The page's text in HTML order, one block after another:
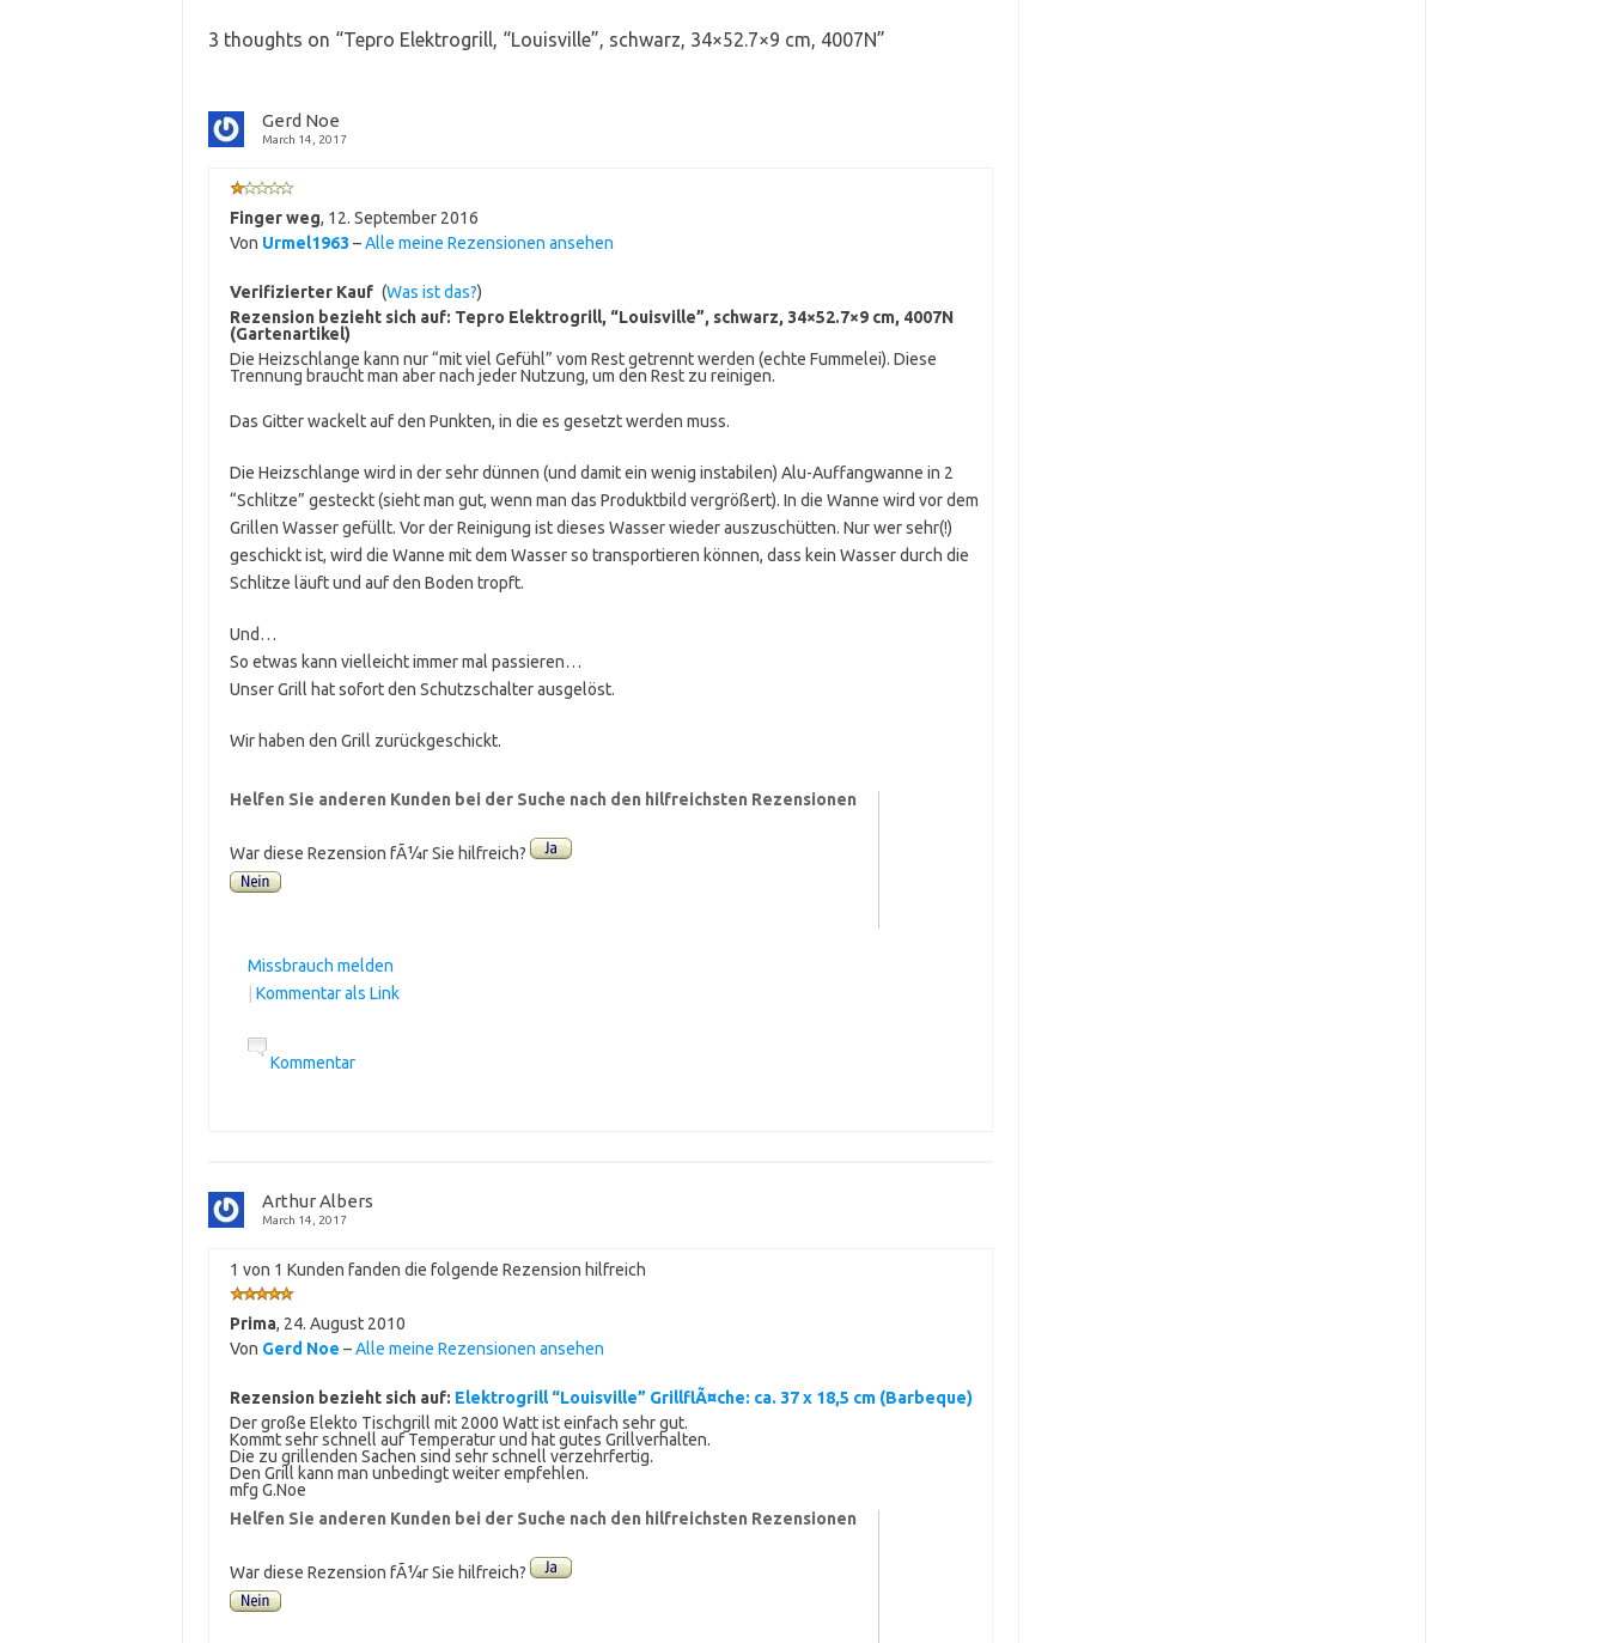
3 thoughts on “Tepro Elektrogrill, “Louisville”, schwarz, 34×52.7×9 cm, 4007N”
Gerd Noe
March 14, 2017
Finger weg, 12. September 2016
Von Urmel1963 –Alle meine Rezensionen ansehen
Verifizierter Kauf (Was ist das?)
Rezension bezieht sich auf: Tepro Elektrogrill, “Louisville”, schwarz, 34×52.7×9 cm, 4007N
(Gartenartikel)
Die Heizschlange kann nur “mit viel Gefühl” vom Rest getrennt werden (echte Fummelei). Diese
Trennung braucht man aber nach jeder Nutzung, um den Rest zu reinigen.
Das Gitter wackelt auf den Punkten, in die es gesetzt werden muss.
Die Heizschlange wird in der sehr dünnen (und damit ein wenig instabilen) Alu-Auffangwanne in 2
“Schlitze” gesteckt (sieht man gut, wenn man das Produktbild vergrößert). In die Wanne wird vor dem
Grillen Wasser gefüllt. Vor der Reinigung ist dieses Wasser wieder auszuschütten. Nur wer sehr(!)
geschickt ist, wird die Wanne mit dem Wasser so transportieren können, dass kein Wasser durch die
Schlitze läuft und auf den Boden tropft.
Und…
So etwas kann vielleicht immer mal passieren…
Unser Grill hat sofort den Schutzschalter ausgelöst.
Wir haben den Grill zurückgeschickt.
Helfen Sie anderen Kunden bei der Suche nach den hilfreichsten Rezensionen
War diese Rezension fÃ¼r Sie hilfreich?
Missbrauch melden
Kommentar als Link
Kommentar
Arthur Albers
March 14, 2017
1 von 1 Kunden fanden die folgende Rezension hilfreich
Prima, 24. August 2010
Von Gerd Noe –Alle meine Rezensionen ansehen
Rezension bezieht sich auf: Elektrogrill “Louisville” GrillflÃ¤che: ca. 37 x 18,5 cm (Barbeque)
Der große Elekto Tischgrill mit 2000 Watt ist einfach sehr gut.
Kommt sehr schnell auf Temperatur und hat gutes Grillverhalten.
Die zu grillenden Sachen sind sehr schnell verzehrfertig.
Den Grill kann man unbedingt weiter empfehlen.
mfg G.Noe
Helfen Sie anderen Kunden bei der Suche nach den hilfreichsten Rezensionen
War diese Rezension fÃ¼r Sie hilfreich?